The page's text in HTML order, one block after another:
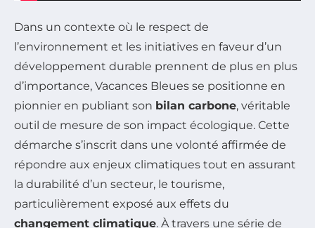
Dans un contexte où le respect de
l’environnement et les initiatives en faveur d’un
développement durable prennent de plus en plus
d’importance, Vacances Bleues se positionne en
pionnier en publiant son bilan carbone, véritable
outil de mesure de son impact écologique. Cette
démarche s’inscrit dans une volonté affirmée de
répondre aux enjeux climatiques tout en assurant
la durabilité d’un secteur, le tourisme,
particulièrement exposé aux effets du
changement climatique. À travers une série de